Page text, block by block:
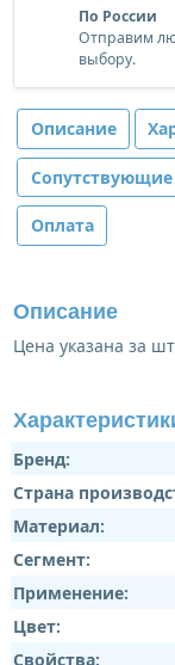
По России
Отправим
выбору.
Описание
Оплата
Описание
Цена указана за
Бренд:
Страна
Материал:
Сегмент:
Применение:
Цвет:
Свойства: